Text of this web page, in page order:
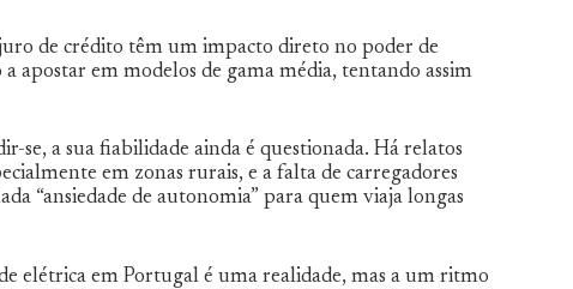
de crédito têm um impacto direto no poder de
apostar em modelos de gama média, tentando assim
se, a sua fiabilidade ainda é questionada. Há relatos
em zonas rurais, e a falta de carregadores
“ansiedade de autonomia” para quem viaja longas
elétrica em Portugal é uma realidade, mas a um ritmo